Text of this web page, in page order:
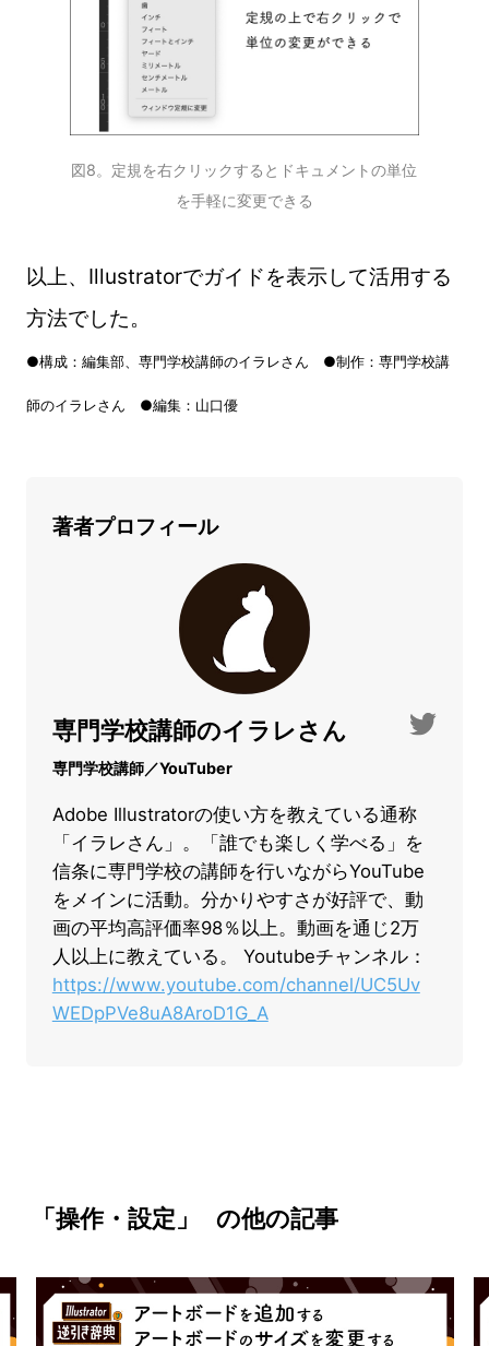
図8。定規を右クリックするとドキュメントの単位
を手軽に変更できる
以上、Illustratorでガイドを表示して活用する
方法でした。
●構成：編集部、専門学校講師のイラレさん ●制作：専門学校講
師のイラレさん ●編集：山口優
著者プロフィール
専門学校講師のイラレさん
専門学校講師／YouTuber
Adobe Illustratorの使い方を教えている通称
「イラレさん」。「誰でも楽しく学べる」を
信条に専門学校の講師を行いながらYouTube
をメインに活動。分かりやすさが好評で、動
画の平均高評価率98％以上。動画を通じ2万
人以上に教えている。 Youtubeチャンネル：
https://www.youtube.com/channel/UC5Uv
WEDpPVe8uA8AroD1G_A
「操作・設定」 の他の記事